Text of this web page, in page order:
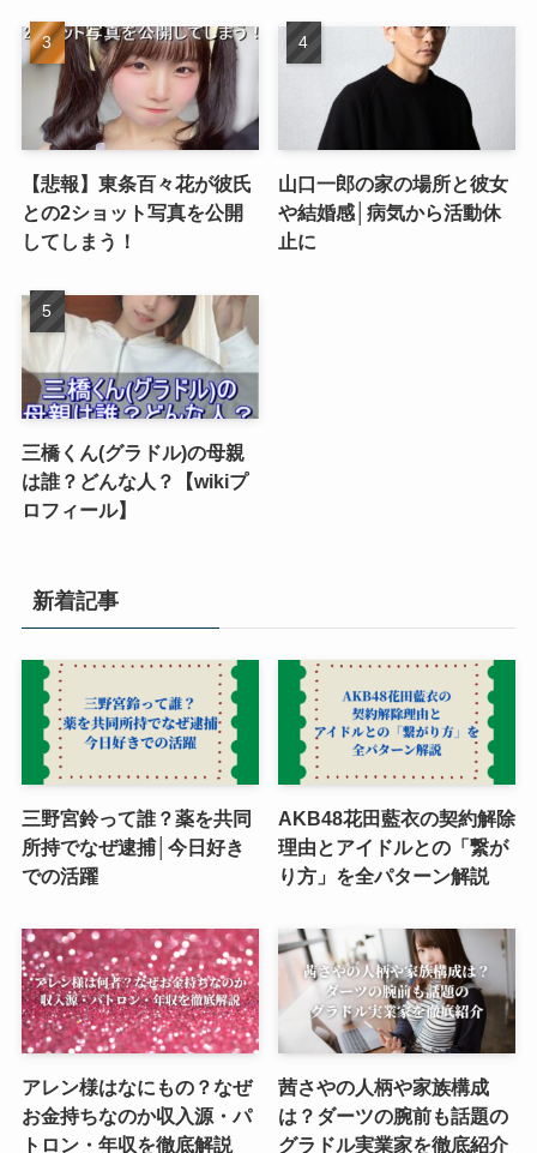
【悲報】東条百々花が彼氏
との2ショット写真を公開
してしまう！
山口一郎の家の場所と彼女
や結婚感│病気から活動休
止に
三橋くん(グラドル)の母親
は誰？どんな人？【wikiプ
ロフィール】
新着記事
三野宮鈴って誰？薬を共同
所持でなぜ逮捕│今日好き
での活躍
AKB48花田藍衣の契約解除
理由とアイドルとの「繋が
り方」を全パターン解説
アレン様はなにもの？なぜ
お金持ちなのか収入源・パ
トロン・年収を徹底解説
茜さやの人柄や家族構成
は？ダーツの腕前も話題の
グラドル実業家を徹底紹介